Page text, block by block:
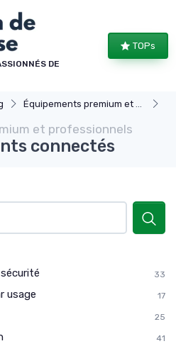
DE
TOPs
Équipements premium et professionnels
et professionnels
connectés
33
usage 17
25
41